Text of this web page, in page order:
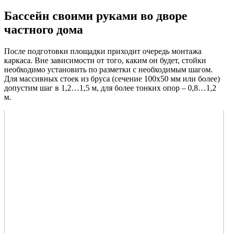
Бассейн своими руками во дворе
частного дома
После подготовки площадки приходит очередь монтажа
каркаса. Вне зависимости от того, каким он будет, стойки
необходимо установить по разметки с необходимым шагом.
Для массивных стоек из бруса (сечение 100х50 мм или более)
допустим шаг в 1,2…1,5 м, для более тонких опор – 0,8…1,2
м.